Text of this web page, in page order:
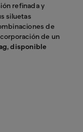
refinada y
siluetas
de
de un
disponible